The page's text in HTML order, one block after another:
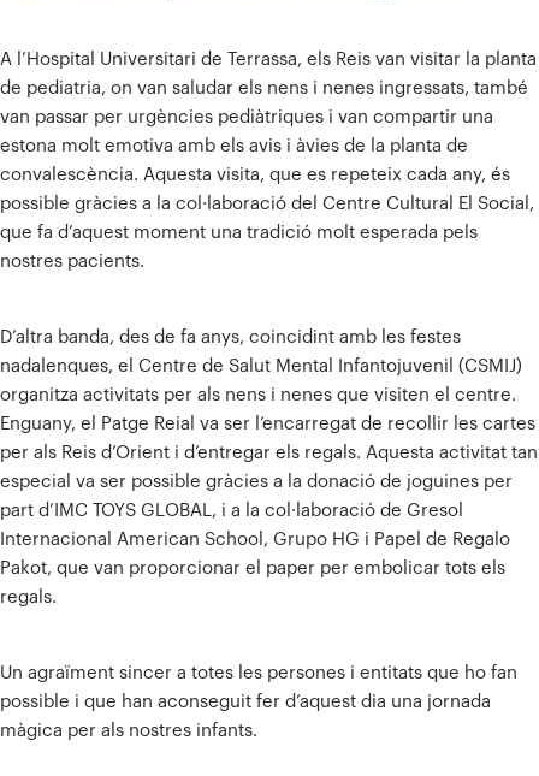
A l’Hospital Universitari de Terrassa, els Reis van visitar la planta
de pediatria, on van saludar els nens i nenes ingressats, també
van passar per urgències pediàtriques i van compartir una
estona molt emotiva amb els avis i àvies de la planta de
convalescència. Aquesta visita, que es repeteix cada any, és
possible gràcies a la col·laboració del Centre Cultural El Social,
que fa d’aquest moment una tradició molt esperada pels
nostres pacients.
D’altra banda, des de fa anys, coincidint amb les festes
nadalenques, el Centre de Salut Mental Infantojuvenil (CSMIJ)
organitza activitats per als nens i nenes que visiten el centre.
Enguany, el Patge Reial va ser l’encarregat de recollir les cartes
per als Reis d’Orient i d’entregar els regals. Aquesta activitat tan
especial va ser possible gràcies a la donació de joguines per
part d’IMC TOYS GLOBAL, i a la col·laboració de Gresol
Internacional American School, Grupo HG i Papel de Regalo
Pakot, que van proporcionar el paper per embolicar tots els
regals.
Un agraïment sincer a totes les persones i entitats que ho fan
possible i que han aconseguit fer d’aquest dia una jornada
màgica per als nostres infants.